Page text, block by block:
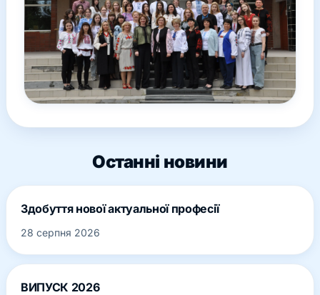
Останні новини
Здобуття нової актуальної професії
28 серпня 2026
ВИПУСК 2026